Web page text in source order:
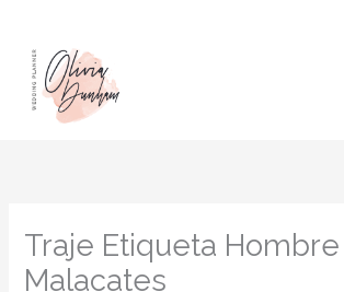
contenido
Traje Etiqueta
Malacates